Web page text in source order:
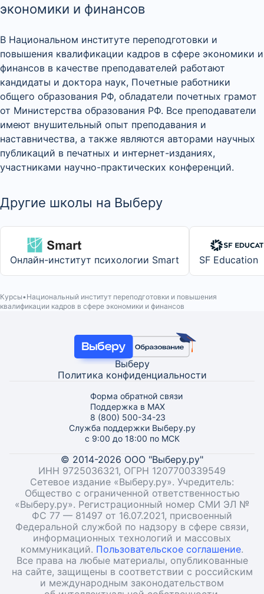
экономики и финансов
В Национальном институте переподготовки и
повышения квалификации кадров в сфере экономики и
финансов в качестве преподавателей работают
кандидаты и доктора наук, Почетные работники
общего образования РФ, обладатели почетных грамот
от Министерства образования РФ. Все преподаватели
имеют внушительный опыт преподавания и
наставничества, а также являются авторами научных
публикаций в печатных и интернет-изданиях,
участниками научно-практических конференций.
Другие школы на Выберу
Онлайн-институт психологии Smart SF Education
Курсы Национальный институт переподготовки и повышения
квалификации кадров в сфере экономики и финансов
Выберу
Политика конфиденциальности
Форма обратной связи
Поддержка в MAX
8 (800) 500-34-23
Служба поддержки Выберу.ру
с 9:00 до 18:00 по МСК
© 2014-2026 ООО "Выберу.ру"
ИНН 9725036321, ОГРН 1207700339549
Сетевое издание «Выберу.ру». Учредитель:
Общество с ограниченной ответственностью
«Выберу.ру». Регистрационный номер СМИ ЭЛ №
ФС 77 — 81497 от 16.07.2021, присвоенный
Федеральной службой по надзору в сфере связи,
информационных технологий и массовых
коммуникаций. Пользовательское соглашение.
Все права на любые материалы, опубликованные
на сайте, защищены в соответствии с российским
и международным законодательством